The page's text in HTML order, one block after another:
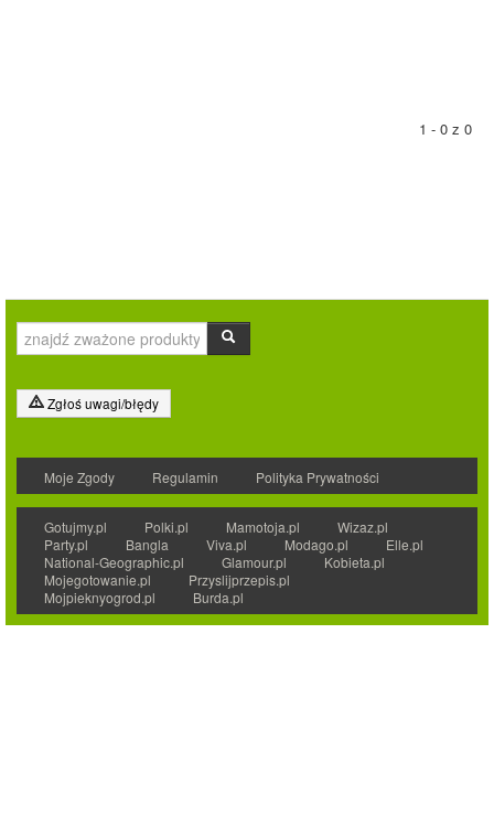
1 - 0 z 0
Zgłoś uwagi/błędy
Moje Zgody Regulamin Polityka Prywatności
Gotujmy.pl Polki.pl Mamotoja.pl
Wizaz.pl
Party.pl
Bangla Viva.pl Modago.pl
Elle.pl
National-Geographic.pl
Glamour.pl
Kobieta.pl
Mojegotowanie.pl
Przyslijprzepis.pl
Mojpieknyogrod.pl
Burda.pl